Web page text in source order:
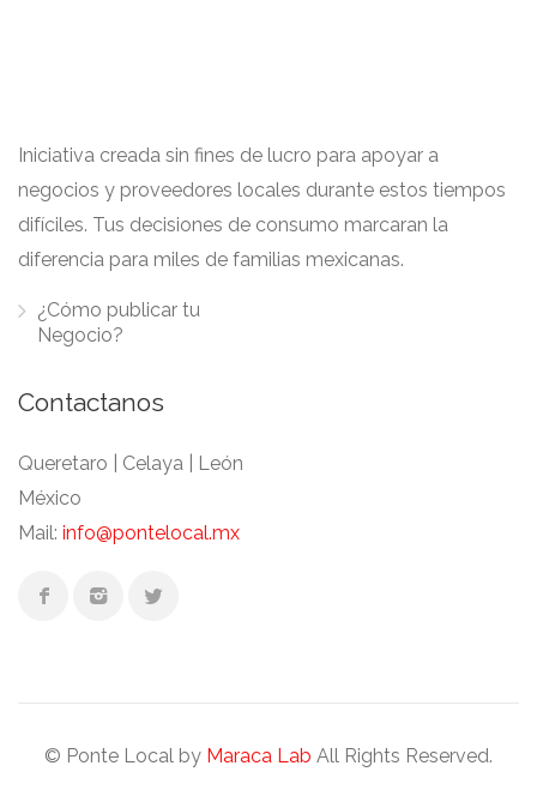
Iniciativa creada sin fines de lucro para apoyar a
negocios y proveedores locales durante estos tiempos
difíciles. Tus decisiones de consumo marcaran la
diferencia para miles de familias mexicanas.
¿Cómo publicar tu
Negocio?
Contactanos
Queretaro | Celaya | León
México
Mail: info@pontelocal.mx
© Ponte Local by Maraca Lab All Rights Reserved.